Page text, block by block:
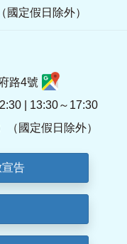
定假日除外）
路4號
| 13:30～17:30
（國定假日除外）
告